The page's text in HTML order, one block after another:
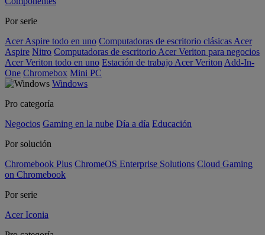
Por serie
Acer Aspire todo en uno Computadoras de escritorio clásicas Acer
Aspire Nitro Computadoras de escritorio Acer Veriton para negocios
Acer Veriton todo en uno Estación de trabajo Acer Veriton Add-In-
One Chromebox Mini PC
Windows
Pro categoría
Negocios Gaming en la nube Día a día Educación
Por solución
Chromebook Plus ChromeOS Enterprise Solutions Cloud Gaming
on Chromebook
Por serie
Acer Iconia